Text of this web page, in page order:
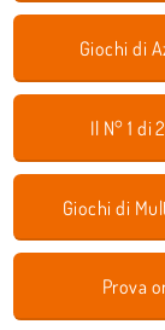
Giochi di
Il N° 1 di
Giochi di
Prova